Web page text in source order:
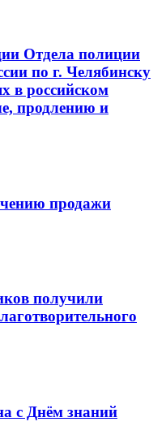
Отдела полиции
по г. Челябинску
в российском
продлению и
продажи
получили
с Днём знаний